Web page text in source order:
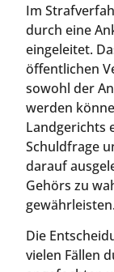
Im
durch eine
eingeleitet.
öffentlichen
sowohl der
werden
Landgerichts
Schuldfrage
darauf
Gehörs zu
gewährleisten.
Die
vielen Fällen